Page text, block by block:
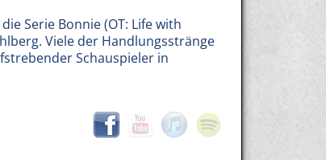
Serie Bonnie (OT: Life with
Viele der Handlungsstränge
Schauspieler in